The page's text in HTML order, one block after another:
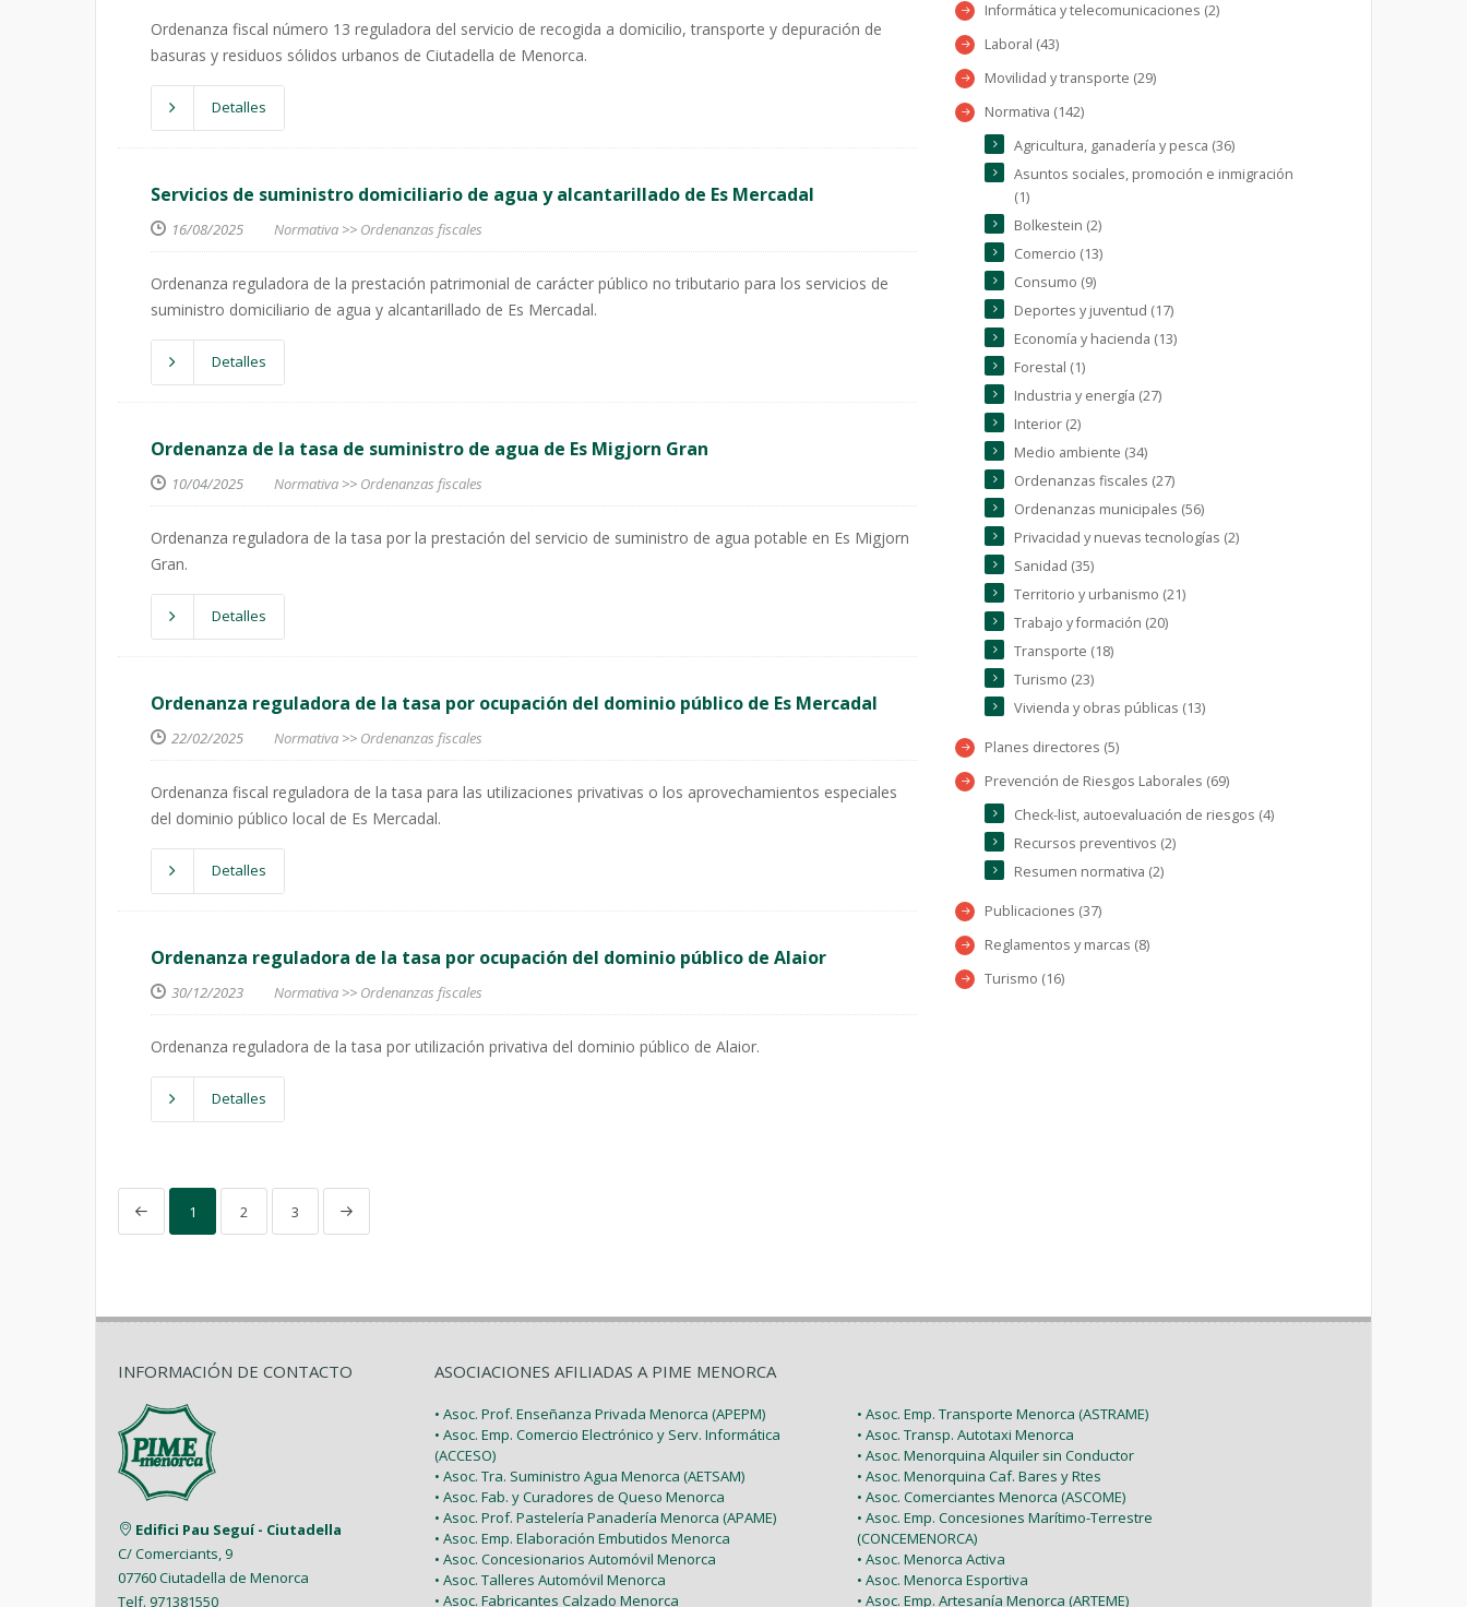
Ordenanza fiscal número 13 reguladora del servicio de recogida a domicilio, transporte y depuración de
basuras y residuos sólidos urbanos de Ciutadella de Menorca.
Detalles
Servicios de suministro domiciliario de agua y alcantarillado de Es Mercadal
16/08/2025 Normativa >> Ordenanzas fiscales
Ordenanza reguladora de la prestación patrimonial de carácter público no tributario para los servicios de
suministro domiciliario de agua y alcantarillado de Es Mercadal.
Detalles
Ordenanza de la tasa de suministro de agua de Es Migjorn Gran
10/04/2025 Normativa >> Ordenanzas fiscales
Ordenanza reguladora de la tasa por la prestación del servicio de suministro de agua potable en Es Migjorn
Gran.
Detalles
Ordenanza reguladora de la tasa por ocupación del dominio público de Es Mercadal
22/02/2025 Normativa >> Ordenanzas fiscales
Ordenanza fiscal reguladora de la tasa para las utilizaciones privativas o los aprovechamientos especiales
del dominio público local de Es Mercadal.
Detalles
Ordenanza reguladora de la tasa por ocupación del dominio público de Alaior
30/12/2023 Normativa >> Ordenanzas fiscales
Ordenanza reguladora de la tasa por utilización privativa del dominio público de Alaior.
Detalles
1 2 3
Informática y telecomunicaciones (2)
Laboral (43)
Movilidad y transporte (29)
Normativa (142)
Agricultura, ganadería y pesca (36)
Asuntos sociales, promoción e inmigración
(1)
Bolkestein (2)
Comercio (13)
Consumo (9)
Deportes y juventud (17)
Economía y hacienda (13)
Forestal (1)
Industria y energía (27)
Interior (2)
Medio ambiente (34)
Ordenanzas fiscales (27)
Ordenanzas municipales (56)
Privacidad y nuevas tecnologías (2)
Sanidad (35)
Territorio y urbanismo (21)
Trabajo y formación (20)
Transporte (18)
Turismo (23)
Vivienda y obras públicas (13)
Planes directores (5)
Prevención de Riesgos Laborales (69)
Check-list, autoevaluación de riesgos (4)
Recursos preventivos (2)
Resumen normativa (2)
Publicaciones (37)
Reglamentos y marcas (8)
Turismo (16)
INFORMACIÓN DE CONTACTO
Edifici Pau Seguí - Ciutadella
C/ Comerciants, 9
07760 Ciutadella de Menorca
Telf. 971381550
ASOCIACIONES AFILIADAS A PIME MENORCA
• Asoc. Prof. Enseñanza Privada Menorca (APEPM)
• Asoc. Emp. Comercio Electrónico y Serv. Informática
(ACCESO)
• Asoc. Tra. Suministro Agua Menorca (AETSAM)
• Asoc. Fab. y Curadores de Queso Menorca
• Asoc. Prof. Pastelería Panadería Menorca (APAME)
• Asoc. Emp. Elaboración Embutidos Menorca
• Asoc. Concesionarios Automóvil Menorca
• Asoc. Talleres Automóvil Menorca
• Asoc. Fabricantes Calzado Menorca
• Asoc. Emp. Transporte Menorca (ASTRAME)
• Asoc. Transp. Autotaxi Menorca
• Asoc. Menorquina Alquiler sin Conductor
• Asoc. Menorquina Caf. Bares y Rtes
• Asoc. Comerciantes Menorca (ASCOME)
• Asoc. Emp. Concesiones Marítimo-Terrestre
(CONCEMENORCA)
• Asoc. Menorca Activa
• Asoc. Menorca Esportiva
• Asoc. Emp. Artesanía Menorca (ARTEME)